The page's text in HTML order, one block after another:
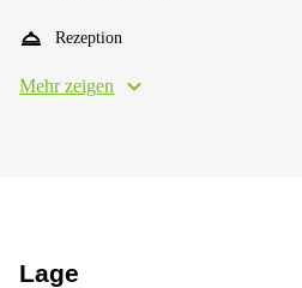
Rezeption
Mehr zeigen
Lage